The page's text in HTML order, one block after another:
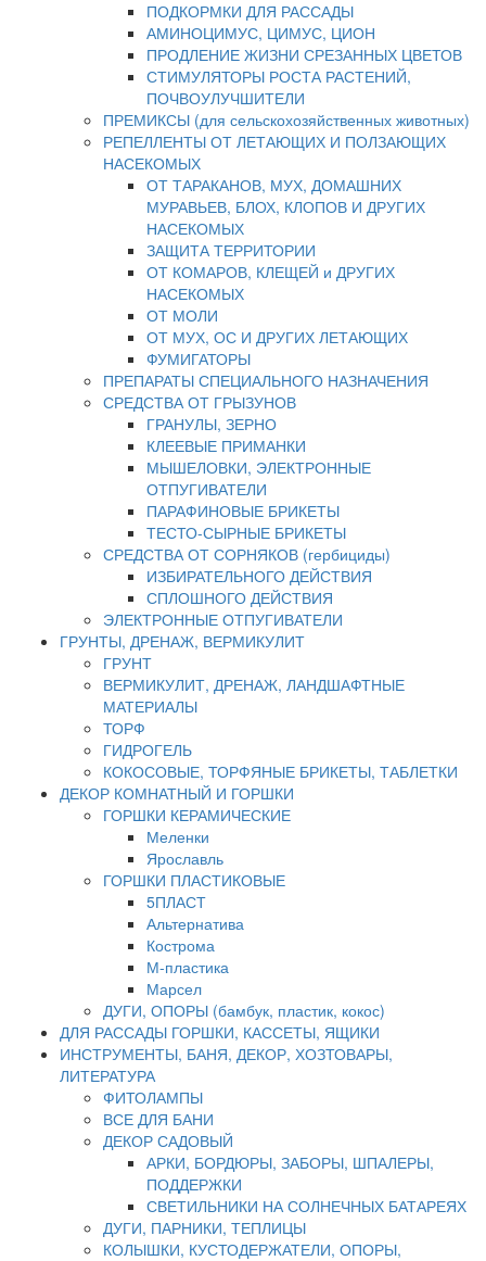
ПОДКОРМКИ ДЛЯ РАССАДЫ
АМИНОЦИМУС, ЦИМУС, ЦИОН
ПРОДЛЕНИЕ ЖИЗНИ СРЕЗАННЫХ ЦВЕТОВ
СТИМУЛЯТОРЫ РОСТА РАСТЕНИЙ,
ПОЧВОУЛУЧШИТЕЛИ
ПРЕМИКСЫ (для сельскохозяйственных животных)
РЕПЕЛЛЕНТЫ ОТ ЛЕТАЮЩИХ И ПОЛЗАЮЩИХ
НАСЕКОМЫХ
ОТ ТАРАКАНОВ, МУХ, ДОМАШНИХ
МУРАВЬЕВ, БЛОХ, КЛОПОВ И ДРУГИХ
НАСЕКОМЫХ
ЗАЩИТА ТЕРРИТОРИИ
ОТ КОМАРОВ, КЛЕЩЕЙ и ДРУГИХ
НАСЕКОМЫХ
ОТ МОЛИ
ОТ МУХ, ОС И ДРУГИХ ЛЕТАЮЩИХ
ФУМИГАТОРЫ
ПРЕПАРАТЫ СПЕЦИАЛЬНОГО НАЗНАЧЕНИЯ
СРЕДСТВА ОТ ГРЫЗУНОВ
ГРАНУЛЫ, ЗЕРНО
КЛЕЕВЫЕ ПРИМАНКИ
МЫШЕЛОВКИ, ЭЛЕКТРОННЫЕ
ОТПУГИВАТЕЛИ
ПАРАФИНОВЫЕ БРИКЕТЫ
ТЕСТО-СЫРНЫЕ БРИКЕТЫ
СРЕДСТВА ОТ СОРНЯКОВ (гербициды)
ИЗБИРАТЕЛЬНОГО ДЕЙСТВИЯ
СПЛОШНОГО ДЕЙСТВИЯ
ЭЛЕКТРОННЫЕ ОТПУГИВАТЕЛИ
ГРУНТЫ, ДРЕНАЖ, ВЕРМИКУЛИТ
ГРУНТ
ВЕРМИКУЛИТ, ДРЕНАЖ, ЛАНДШАФТНЫЕ
МАТЕРИАЛЫ
ТОРФ
ГИДРОГЕЛЬ
КОКОСОВЫЕ, ТОРФЯНЫЕ БРИКЕТЫ, ТАБЛЕТКИ
ДЕКОР КОМНАТНЫЙ И ГОРШКИ
ГОРШКИ КЕРАМИЧЕСКИЕ
Меленки
Ярославль
ГОРШКИ ПЛАСТИКОВЫЕ
5ПЛАСТ
Альтернатива
Кострома
М-пластика
Марсел
ДУГИ, ОПОРЫ (бамбук, пластик, кокос)
ДЛЯ РАССАДЫ ГОРШКИ, КАССЕТЫ, ЯЩИКИ
ИНСТРУМЕНТЫ, БАНЯ, ДЕКОР, ХОЗТОВАРЫ,
ЛИТЕРАТУРА
ФИТОЛАМПЫ
ВСЕ ДЛЯ БАНИ
ДЕКОР САДОВЫЙ
АРКИ, БОРДЮРЫ, ЗАБОРЫ, ШПАЛЕРЫ,
ПОДДЕРЖКИ
СВЕТИЛЬНИКИ НА СОЛНЕЧНЫХ БАТАРЕЯХ
ДУГИ, ПАРНИКИ, ТЕПЛИЦЫ
КОЛЫШКИ, КУСТОДЕРЖАТЕЛИ, ОПОРЫ,